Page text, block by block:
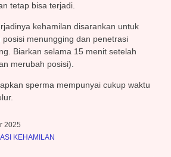
tetap bisa terjadi.
kehamilan disarankan untuk
menungging dan penetrasi
Biarkan selama 15 menit setelah
merubah posisi).
sperma mempunyai cukup waktu
2025
KEHAMILAN